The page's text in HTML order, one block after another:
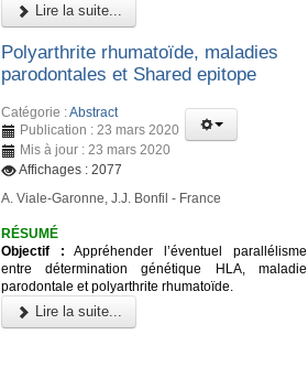
Lire la suite...
Polyarthrite rhumatoïde, maladies
parodontales et Shared epitope
Catégorie :Abstract
Publication : 23 mars 2020
Mis à jour : 23 mars 2020
Affichages : 2077
A. Viale-Garonne, J.J. Bonfil - France
RÉSUMÉ
Objectif : Appréhender l’éventuel parallélisme
entre détermination génétique HLA, maladie
parodontale et polyarthrite rhumatoïde.
Lire la suite...